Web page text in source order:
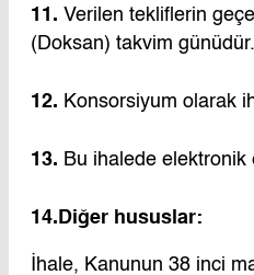
11. Verilen tekliflerin
(Doksan) takvim günüdür.
12. Konsorsiyum olarak
13. Bu ihalede elektronik
14.Diğer hususlar:
İhale, Kanunun 38 inci